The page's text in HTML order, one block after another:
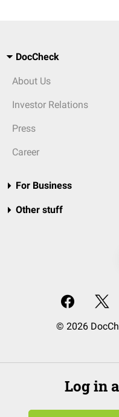
DocCheck
About Us
Investor Relations
Press
Career
For Business
Other stuff
© 2026
Log in